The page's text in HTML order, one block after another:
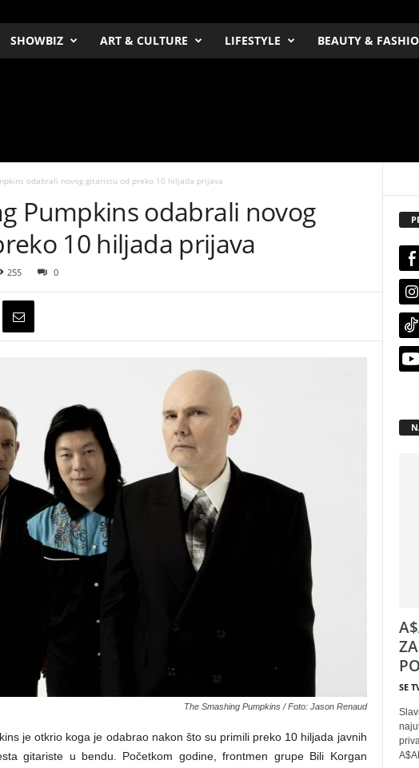
SHOWBIZ ART & CULTURE LIFESTYLE BEAUTY &
odabrali novog gitaristu od preko 10 hiljada prijava
Pumpkins odabrali novog
10 hiljada prijava
255 0
The Smashing Pumpkins / Foto: Jason Renaud
je otkrio koga je odabrao nakon što su primili preko 10 hiljada javnih
gitariste u bendu. Početkom godine, frontmen grupe Bili Korgan
SE